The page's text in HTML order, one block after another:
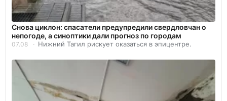
Снова циклон: спасатели предупредили свердловчан о
непогоде, а синоптики дали прогноз по городам
07.08 Нижний Тагил рискует оказаться в эпицентре.